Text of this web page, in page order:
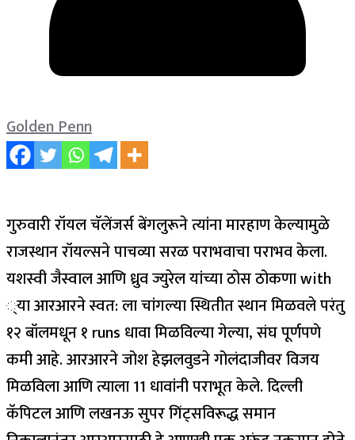
Golden Penn
गुरुवारी रॉयल चॅलेंजर्स बेंगलुरूने त्यांना मारहाण केल्यामुळे
राजस्थान रॉयल्सने पाचव्या सरळ पराभवाचा पराभव केला.
यशस्वी जैस्वाल आणि ध्रुव ज्युरेल यांच्या ठोस ठोकणा with
्या आरआरने स्वत: ला चांगल्या स्थितीत स्थान मिळवले परंतु
१२ बॉलमधून १ runs धावा मिळविल्या गेल्या, संघ पूर्णपणे
कमी आहे. आरआरने जोश हेझलवुडने गोलंदाजीवर विजय
मिळविला आणि त्याला 11 धावांनी पराभूत केले. दिल्ली
कॅपिटल आणि लखनऊ सुपर गिंट्सविरूद्ध समान